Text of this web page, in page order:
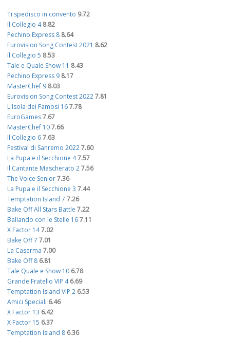
Ti spedisco in convento 9.72
Il Collegio 4 8.82
Pechino Express 8 8.64
Eurovision Song Contest 2021 8.62
Il Collegio 5 8.53
Tale e Quale Show 11 8.43
Pechino Express 9 8.17
MasterChef 9 8.03
Eurovision Song Contest 20227.81
L'Isola dei Famosi 167.78
EuroGames7.67
MasterChef 107.66
Il Collegio 67.63
Festival di Sanremo 20227.60
La Pupa e il Secchione 47.57
Il Cantante Mascherato 27.56
The Voice Senior7.36
La Pupa e il Secchione 3 7.44
Temptation Island 7 7.26
Bake Off All Stars Battle 7.22
Ballando con le Stelle 167.11
X Factor 147.02
Bake Off 7 7.01
La Caserma 7.00
Bake Off 8 6.81
Tale Quale e Show 10 6.78
Grande Fratello VIP 4 6.69
Temptation Island VIP 2 6.53
Amici Speciali 6.46
X Factor 13 6.42
X Factor 15 6.37
Temptation Island 8 6.36